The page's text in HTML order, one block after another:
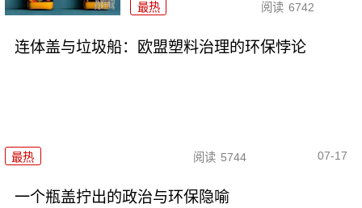
最热 阅读 6742
连体盖与垃圾船：欧盟塑料治理的环保悖论
最热 阅读 5744 07-17
一个瓶盖拧出的政治与环保隐喻